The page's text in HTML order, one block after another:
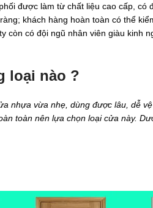
được làm từ chất liệu cao cấp, có
khách hàng hoàn toàn có thể
có đội ngũ nhân viên giàu kinh
loại nào ?
nhựa vừa nhẹ, dùng được lâu, dễ
toàn nên lựa chọn loại cửa này.